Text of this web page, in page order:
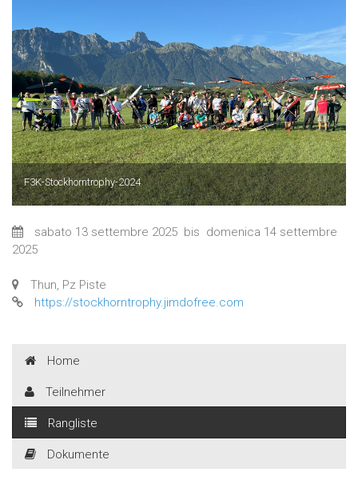
F3K-Stockhorntrophy-2024
sabato 13 settembre 2025 bis domenica 14 settembre
2025
Thun, Pz Piste
https://stockhorntrophy.jimdofree.com
Home
Teilnehmer
Rangliste
Dokumente